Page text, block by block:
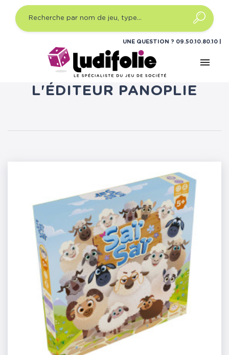
UNE QUESTION ? 09.50.10.80.10
menu
LISTE DES PRODUITS DE
L'ÉDITEUR PANOPLIE